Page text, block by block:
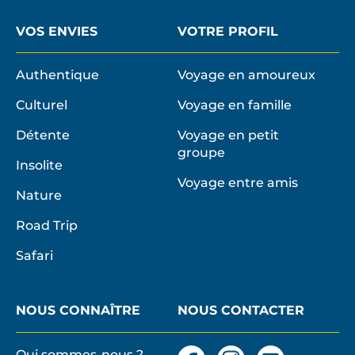
VOS ENVIES
Authentique
Culturel
Détente
Insolite
Nature
Road Trip
Safari
VOTRE PROFIL
Voyage en amoureux
Voyage en famille
Voyage en petit
groupe
Voyage entre amis
NOUS CONNAÎTRE NOUS CONTACTER